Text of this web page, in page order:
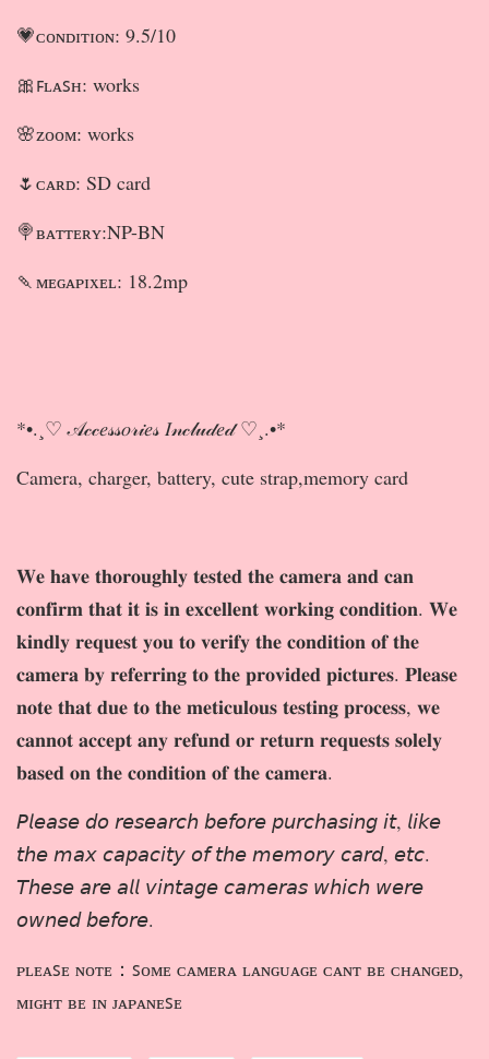
💗ᴄᴏɴᴅɪᴛɪᴏɴ: 9.5/10
🎀ꜰʟᴀꜱʜ: works
🌸ᴢᴏᴏᴍ: works
🌷ᴄᴀʀᴅ: SD card
🍭ʙᴀᴛᴛᴇʀʏ:NP-BN
🍡ᴍᴇɢᴀᴘɪxᴇʟ: 18.2mp
*•.¸♡ 𝒜𝒸𝒸𝑒𝓈𝓈𝑜𝓇𝒾𝑒𝓈 𝐼𝓃𝒸𝓁𝓊𝒹𝑒𝒹 ♡¸.•*
Camera, charger, battery, cute strap,memory card
𝐖𝐞 𝐡𝐚𝐯𝐞 𝐭𝐡𝐨𝐫𝐨𝐮𝐠𝐡𝐥𝐲 𝐭𝐞𝐬𝐭𝐞𝐝 𝐭𝐡𝐞 𝐜𝐚𝐦𝐞𝐫𝐚 𝐚𝐧𝐝 𝐜𝐚𝐧
𝐜𝐨𝐧𝐟𝐢𝐫𝐦 𝐭𝐡𝐚𝐭 𝐢𝐭 𝐢𝐬 𝐢𝐧 𝐞𝐱𝐜𝐞𝐥𝐥𝐞𝐧𝐭 𝐰𝐨𝐫𝐤𝐢𝐧𝐠 𝐜𝐨𝐧𝐝𝐢𝐭𝐢𝐨𝐧. 𝐖𝐞
𝐤𝐢𝐧𝐝𝐥𝐲 𝐫𝐞𝐪𝐮𝐞𝐬𝐭 𝐲𝐨𝐮 𝐭𝐨 𝐯𝐞𝐫𝐢𝐟𝐲 𝐭𝐡𝐞 𝐜𝐨𝐧𝐝𝐢𝐭𝐢𝐨𝐧 𝐨𝐟 𝐭𝐡𝐞
𝐜𝐚𝐦𝐞𝐫𝐚 𝐛𝐲 𝐫𝐞𝐟𝐞𝐫𝐫𝐢𝐧𝐠 𝐭𝐨 𝐭𝐡𝐞 𝐩𝐫𝐨𝐯𝐢𝐝𝐞𝐝 𝐩𝐢𝐜𝐭𝐮𝐫𝐞𝐬. 𝐏𝐥𝐞𝐚𝐬𝐞
𝐧𝐨𝐭𝐞 𝐭𝐡𝐚𝐭 𝐝𝐮𝐞 𝐭𝐨 𝐭𝐡𝐞 𝐦𝐞𝐭𝐢𝐜𝐮𝐥𝐨𝐮𝐬 𝐭𝐞𝐬𝐭𝐢𝐧𝐠 𝐩𝐫𝐨𝐜𝐞𝐬𝐬, 𝐰𝐞
𝐜𝐚𝐧𝐧𝐨𝐭 𝐚𝐜𝐜𝐞𝐩𝐭 𝐚𝐧𝐲 𝐫𝐞𝐟𝐮𝐧𝐝 𝐨𝐫 𝐫𝐞𝐭𝐮𝐫𝐧 𝐫𝐞𝐪𝐮𝐞𝐬𝐭𝐬 𝐬𝐨𝐥𝐞𝐥𝐲
𝐛𝐚𝐬𝐞𝐝 𝐨𝐧 𝐭𝐡𝐞 𝐜𝐨𝐧𝐝𝐢𝐭𝐢𝐨𝐧 𝐨𝐟 𝐭𝐡𝐞 𝐜𝐚𝐦𝐞𝐫𝐚.
𝘗𝘭𝘦𝘢𝘴𝘦 𝘥𝘰 𝘳𝘦𝘴𝘦𝘢𝘳𝘤𝘩 𝘣𝘦𝘧𝘰𝘳𝘦 𝘱𝘶𝘳𝘤𝘩𝘢𝘴𝘪𝘯𝘨 𝘪𝘵, 𝘭𝘪𝘬𝘦
𝘵𝘩𝘦 𝘮𝘢𝘹 𝘤𝘢𝘱𝘢𝘤𝘪𝘵𝘺 𝘰𝘧 𝘵𝘩𝘦 𝘮𝘦𝘮𝘰𝘳𝘺 𝘤𝘢𝘳𝘥, 𝘦𝘵𝘤.
𝘛𝘩𝘦𝘴𝘦 𝘢𝘳𝘦 𝘢𝘭𝘭 𝘷𝘪𝘯𝘵𝘢𝘨𝘦 𝘤𝘢𝘮𝘦𝘳𝘢𝘴 𝘸𝘩𝘪𝘤𝘩 𝘸𝘦𝘳𝘦
𝘰𝘸𝘯𝘦𝘥 𝘣𝘦𝘧𝘰𝘳𝘦.
ᴘʟᴇᴀꜱᴇ ɴᴏᴛᴇ：ꜱᴏᴍᴇ ᴄᴀᴍᴇʀᴀ ʟᴀɴɢᴜᴀɢᴇ ᴄᴀɴᴛ ʙᴇ ᴄʜᴀɴɢᴇᴅ,
ᴍɪɢʜᴛ ʙᴇ ɪɴ ᴊᴀᴘᴀɴᴇꜱᴇ